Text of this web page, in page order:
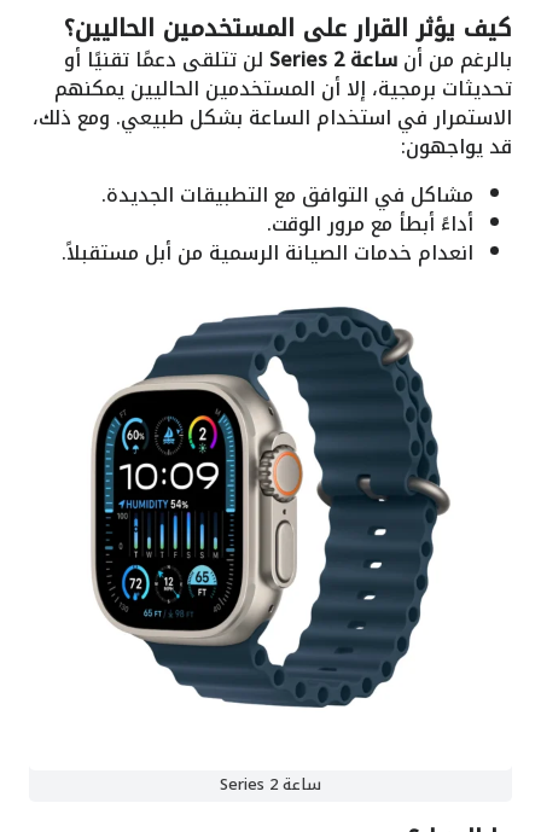
كيف يؤثر القرار على المستخدمين الحاليين؟
بالرغم من أنساعة Series 2 لن تتلقى دعمًا تقنيًا أو
تحديثات برمجية، إلا أن المستخدمين الحاليين يمكنهم
الاستمرار في استخدام الساعة بشكل طبيعي. ومع ذلك،
قد يواجهون:
مشاكل في التوافق مع التطبيقات الجديدة.
أداءً أبطأ مع مرور الوقت.
انعدام خدمات الصيانة الرسمية من أبل مستقبلاً.
ساعة Series 2